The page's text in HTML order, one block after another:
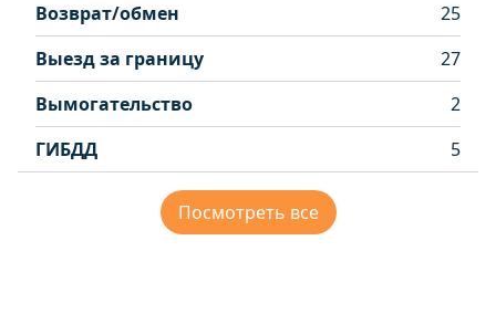
Возврат/обмен
25
Выезд за границу
27
Вымогательство
2
ГИБДД
5
Посмотреть все